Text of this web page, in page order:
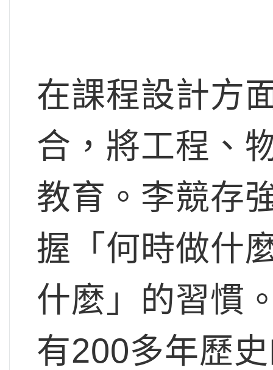
在課程設計方
合，將工程、
教育。李競存
握「何時做什
什麼」的習慣
有200多年歷